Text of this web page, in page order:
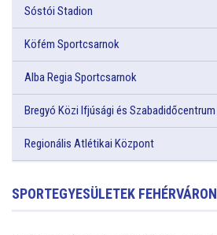
Sóstói Stadion
Köfém Sportcsarnok
Alba Regia Sportcsarnok
Bregyó Közi Ifjúsági és Szabadidőcentrum
Regionális Atlétikai Központ
SPORTEGYESÜLETEK FEHÉRVÁRON